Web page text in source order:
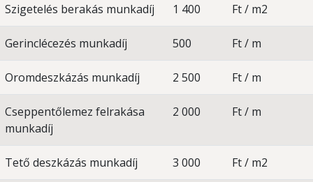
Szigetelés berakás munkadíj 1 400 Ft / m2
Gerinclécezés munkadíj 500 Ft / m
Oromdeszkázás munkadíj 2 500 Ft / m
Cseppentőlemez felrakása
munkadíj
2 000 Ft / m
Tető deszkázás munkadíj 3 000 Ft / m2